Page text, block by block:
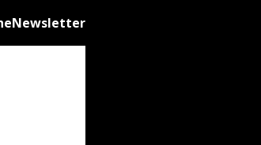
Newsletter